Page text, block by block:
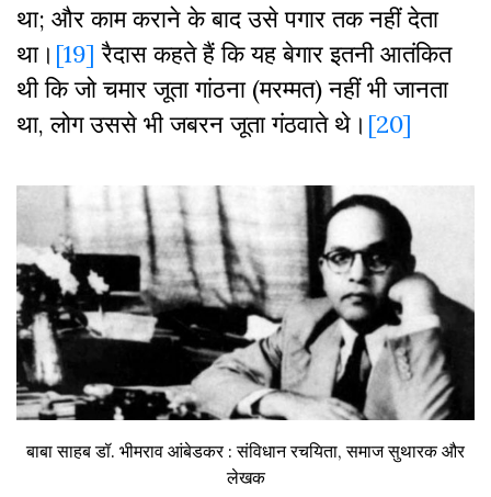
था; और काम कराने के बाद उसे पगार तक नहीं देता
था। [19] रैदास कहते हैं कि यह बेगार इतनी आतंकित
थी कि जो चमार जूता गांठना (मरम्मत) नहीं भी जानता
था, लोग उससे भी जबरन जूता गंठवाते थे। [20]
बाबा साहब डॉ. भीमराव आंबेडकर : संविधान रचयिता, समाज सुथारक और
लेखक